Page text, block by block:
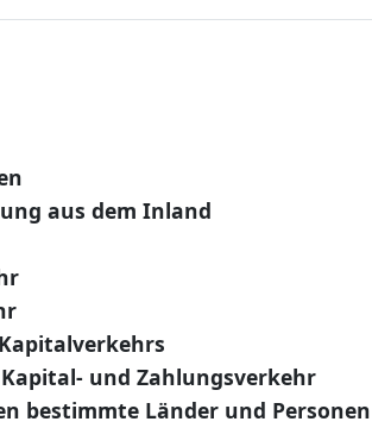
aus dem Inland
und Zahlungsverkehr
bestimmte Länder und Personen